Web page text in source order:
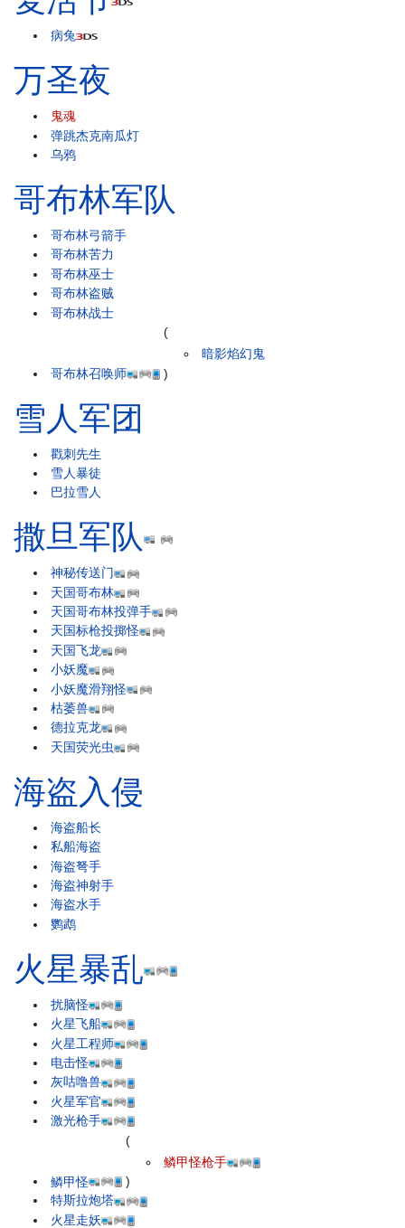
病兔
万圣夜
鬼魂
弹跳杰克南瓜灯
乌鸦
哥布林军队
哥布林弓箭手
哥布林苦力
哥布林巫士
哥布林盗贼
哥布林战士
哥布林召唤师
(
暗影焰幻鬼
)
雪人军团
戳刺先生
雪人暴徒
巴拉雪人
撒旦军队
神秘传送门
天国哥布林
天国哥布林投弹手
天国标枪投掷怪
天国飞龙
小妖魔
小妖魔滑翔怪
枯萎兽
德拉克龙
天国荧光虫
海盗入侵
海盗船长
私船海盗
海盗弩手
海盗神射手
海盗水手
鹦鹉
火星暴乱
扰脑怪
火星飞船
火星工程师
电击怪
灰咕噜兽
火星军官
激光枪手
鳞甲怪
(
鳞甲怪枪手
)
特斯拉炮塔
火星走妖